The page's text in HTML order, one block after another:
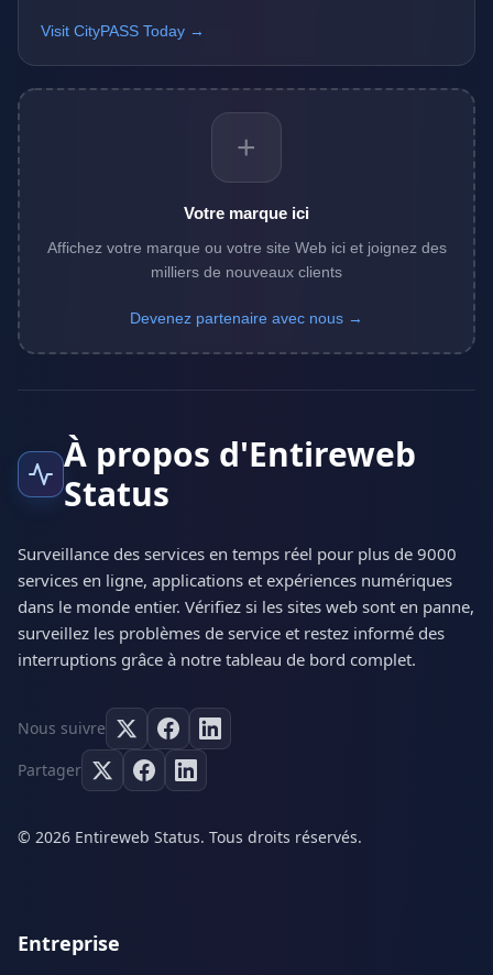
Visit CityPASS Today →
+
Votre marque ici
Affichez votre marque ou votre site Web ici et joignez des
milliers de nouveaux clients
Devenez partenaire avec nous →
À propos d'Entireweb
Status
Surveillance des services en temps réel pour plus de 9000
services en ligne, applications et expériences numériques
dans le monde entier. Vérifiez si les sites web sont en panne,
surveillez les problèmes de service et restez informé des
interruptions grâce à notre tableau de bord complet.
Nous suivre
Partager
© 2026 Entireweb Status. Tous droits réservés.
Entreprise